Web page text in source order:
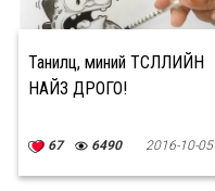
Танилц, миний ТӨСӨӨЛЛИЙН
НАЙЗ ДРОГО!
67 6490 2016-10-05